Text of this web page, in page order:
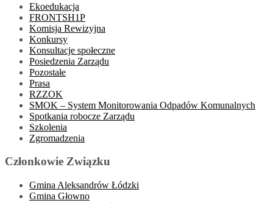
Ekoedukacja
FRONTSH1P
Komisja Rewizyjna
Konkursy
Konsultacje społeczne
Posiedzenia Zarządu
Pozostałe
Prasa
RZZOK
SMOK – System Monitorowania Odpadów Komunalnych
Spotkania robocze Zarządu
Szkolenia
Zgromadzenia
Członkowie Związku
Gmina Aleksandrów Łódzki
Gmina Głowno